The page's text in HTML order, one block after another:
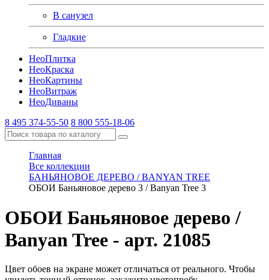
В санузел
Гладкие
НеоПлитка
НеоКраска
НеоКартины
НеоВитраж
НеоДиваны
8 495 374-55-50 8 800 555-18-06
Главная
Все коллекции
БАНЬЯНОВОЕ ДЕРЕВО / BANYAN TREE
ОБОИ Баньяновое дерево 3 / Banyan Tree 3
ОБОИ Баньяновое дерево /
Banyan Tree - арт. 21085
Цвет обоев на экране может отличаться от реального. Чтобы